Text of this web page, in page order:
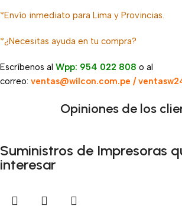
*Envío inmediato para Lima y Provincias.
*¿Necesitas ayuda en tu compra?
Escríbenos al Wpp: 954 022 808 o al
correo: ventas@wilcon.com.pe /
Opiniones de los
Suministros de Impresoras
interesar